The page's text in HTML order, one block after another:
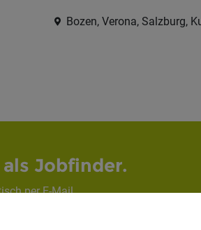
Bozen, Verona, Salzburg,
Jobfinder.
per E-Mail.